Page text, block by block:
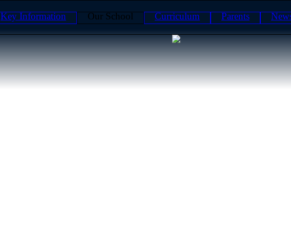
Key Information Our School Curriculum Parents